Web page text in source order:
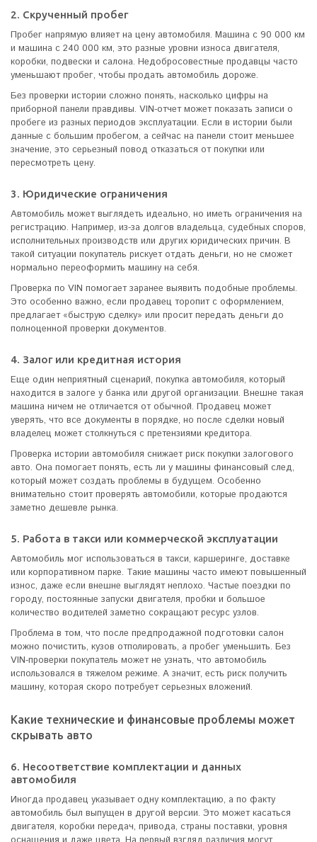
2. Скрученный пробег
Пробег напрямую влияет на цену автомобиля. Машина с 90 000 км
и машина с 240 000 км, это разные уровни износа двигателя,
коробки, подвески и салона. Недобросовестные продавцы часто
уменьшают пробег, чтобы продать автомобиль дороже.
Без проверки истории сложно понять, насколько цифры на
приборной панели правдивы. VIN-отчет может показать записи о
пробеге из разных периодов эксплуатации. Если в истории были
данные с большим пробегом, а сейчас на панели стоит меньшее
значение, это серьезный повод отказаться от покупки или
пересмотреть цену.
3. Юридические ограничения
Автомобиль может выглядеть идеально, но иметь ограничения на
регистрацию. Например, из-за долгов владельца, судебных споров,
исполнительных производств или других юридических причин. В
такой ситуации покупатель рискует отдать деньги, но не сможет
нормально переоформить машину на себя.
Проверка по VIN помогает заранее выявить подобные проблемы.
Это особенно важно, если продавец торопит с оформлением,
предлагает «быструю сделку» или просит передать деньги до
полноценной проверки документов.
4. Залог или кредитная история
Еще один неприятный сценарий, покупка автомобиля, который
находится в залоге у банка или другой организации. Внешне такая
машина ничем не отличается от обычной. Продавец может
уверять, что все документы в порядке, но после сделки новый
владелец может столкнуться с претензиями кредитора.
Проверка истории автомобиля снижает риск покупки залогового
авто. Она помогает понять, есть ли у машины финансовый след,
который может создать проблемы в будущем. Особенно
внимательно стоит проверять автомобили, которые продаются
заметно дешевле рынка.
5. Работа в такси или коммерческой эксплуатации
Автомобиль мог использоваться в такси, каршеринге, доставке
или корпоративном парке. Такие машины часто имеют повышенный
износ, даже если внешне выглядят неплохо. Частые поездки по
городу, постоянные запуски двигателя, пробки и большое
количество водителей заметно сокращают ресурс узлов.
Проблема в том, что после предпродажной подготовки салон
можно почистить, кузов отполировать, а пробег уменьшить. Без
VIN-проверки покупатель может не узнать, что автомобиль
использовался в тяжелом режиме. А значит, есть риск получить
машину, которая скоро потребует серьезных вложений.
Какие технические и финансовые проблемы может
скрывать авто
6. Несоответствие комплектации и данных
автомобиля
Иногда продавец указывает одну комплектацию, а по факту
автомобиль был выпущен в другой версии. Это может касаться
двигателя, коробки передач, привода, страны поставки, уровня